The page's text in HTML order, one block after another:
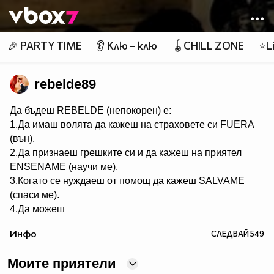
👾
🎉 PARTY TIME 👂 Клю – клю 🪀CHILL ZONE
rebelde89
Да бъдеш REBELDE (непокорен) е:
1.Да имаш волята да кажеш на страховете си FUERA
(вън).
2.Да признаеш грешките си и да кажеш на приятел
ЕNSENAME (научи ме).
3.Когато се нуждаеш от помощ да кажеш SALVAME
(спаси ме).
4.Да можеш
5.Да не преставаш да казваш ASY SOY YO (това съм
6.Да пожелаеш FELIZ CUMPEANOS (ЧРД) на твой
Инфо СЛЕДВАЙ549
Моите приятели